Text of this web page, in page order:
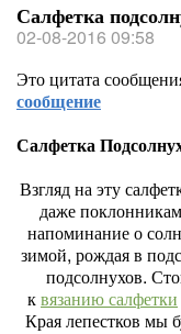
Салфетка
02-08-2016 09:58
Это цитата
сообщение
Салфетка
Взгляд на эту
даже
напоминание о
зимой, рождая в
подсолнухов.
квязанию салфетки
Края лепестков мы